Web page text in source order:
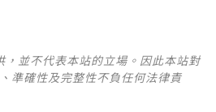
，並不代表本站的立場。因此本站對
準確性及完整性不負任何法律責